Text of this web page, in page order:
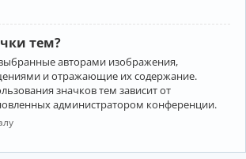
тем?
авторами изображения,
и отражающие их содержание.
значков тем зависит от
администратором конференции.